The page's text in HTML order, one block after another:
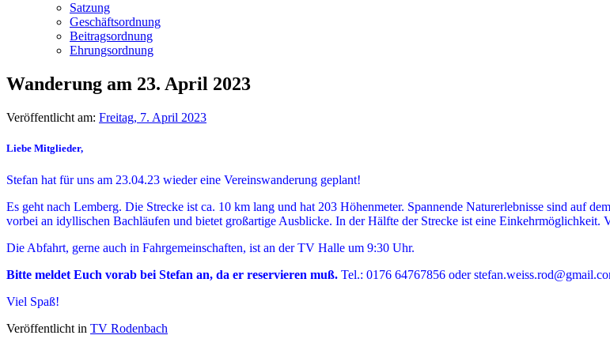
Satzung
Geschäftsordnung
Beitragsordnung
Ehrungsordnung
Wanderung am 23. April 2023
Veröffentlicht am: Freitag, 7. April 2023
Liebe Mitglieder,
Stefan hat für uns am 23.04.23 wieder eine Vereinswanderung geplant!
Es geht nach Lemberg. Die Strecke ist ca. 10 km lang und hat 203 Höhenmeter. Spannende Naturerlebnisse sind auf
vorbei an idyllischen Bachläufen und bietet großartige Ausblicke. In der Hälfte der Strecke ist eine Einkehrmöglichkeit.
Die Abfahrt, gerne auch in Fahrgemeinschaften, ist an der TV Halle um 9:30 Uhr.
Bitte meldet Euch vorab bei Stefan an, da er reservieren muß. Tel.: 0176 64767856 oder
Viel Spaß!
Veröffentlicht in TV Rodenbach